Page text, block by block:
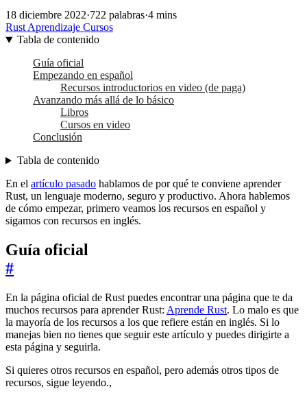
18 diciembre 2022·722 palabras·4 mins
RustAprendizaje Cursos
Tabla de contenido
Guía oficial
Empezando en español
Recursos introductorios en video (de paga)
Avanzando más allá de lo básico
Libros
Cursos en video
Conclusión
Tabla de contenido
En el artículo pasado hablamos de por qué te conviene aprender
Rust, un lenguaje moderno, seguro y productivo. Ahora hablemos
de cómo empezar, primero veamos los recursos en español y
sigamos con recursos en inglés.
Guía oficial
#
En la página oficial de Rust puedes encontrar una página que te da
muchos recursos para aprender Rust: Aprende Rust. Lo malo es que
la mayoría de los recursos a los que refiere están en inglés. Si lo
manejas bien no tienes que seguir este artículo y puedes dirigirte a
esta página y seguirla.
Si quieres otros recursos en español, pero además otros tipos de
recursos, sigue leyendo.,